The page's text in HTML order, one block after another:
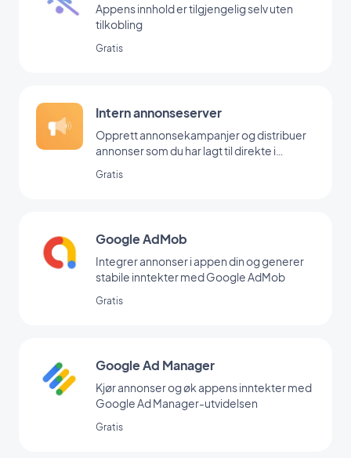
Appens innhold er tilgjengelig selv uten
tilkobling
Gratis
Intern annonseserver
Opprett annonsekampanjer og distribuer
annonser som du har lagt til direkte i
Gratis
Google AdMob
Integrer annonser i appen din og generer
stabile inntekter med Google AdMob
Gratis
Google Ad Manager
Kjør annonser og øk appens inntekter med
Google Ad Manager-utvidelsen
Gratis